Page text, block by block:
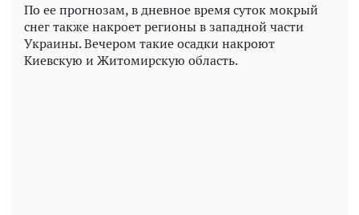
По ее прогнозам, в дневное время суток мокрый
снег также накроет регионы в западной части
Украины. Вечером такие осадки накроют
Киевскую и Житомирскую область.